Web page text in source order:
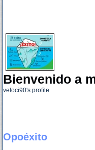
Bienvenido a
veloci90's profile
Opoéxito